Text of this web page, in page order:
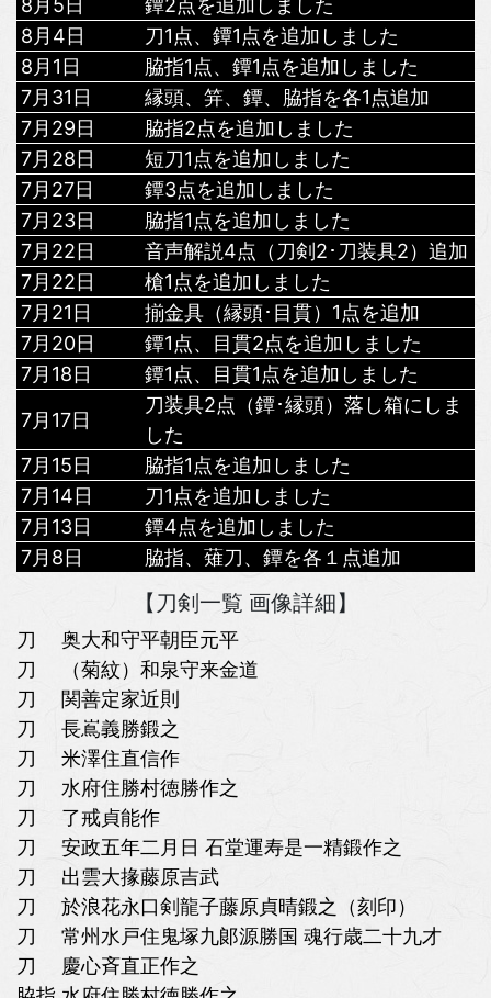
8月5日
鐔2点を追加しました
8月4日
刀1点、鐔1点を追加しました
8月1日
脇指1点、鐔1点を追加しました
7月31日
縁頭、笄、鐔、脇指を各1点追加
7月29日
脇指2点を追加しました
7月28日
短刀1点を追加しました
7月27日
鐔3点を追加しました
7月23日
脇指1点を追加しました
7月22日
音声解説4点（刀剣2･刀装具2）追加
7月22日
槍1点を追加しました
7月21日
揃金具（縁頭･目貫）1点を追加
7月20日
鐔1点、目貫2点を追加しました
7月18日
鐔1点、目貫1点を追加しました
7月17日
刀装具2点（鐔･縁頭）落し箱にしま
した
7月15日
脇指1点を追加しました
7月14日
刀1点を追加しました
7月13日
鐔4点を追加しました
7月8日
脇指、薙刀、鐔を各１点追加
【刀剣一覧 画像詳細】
刀 奥大和守平朝臣元平
刀 （菊紋）和泉守来金道
刀 関善定家近則
刀 長嶌義勝鍛之
刀 米澤住直信作
刀 水府住勝村徳勝作之
刀 了戒貞能作
刀 安政五年二月日 石堂運寿是一精鍛作之
刀 出雲大掾藤原吉武
刀 於浪花永口剣龍子藤原貞晴鍛之（刻印）
刀 常州水戸住鬼塚九郞源勝国 魂行歳二十九才
刀 慶心斉直正作之